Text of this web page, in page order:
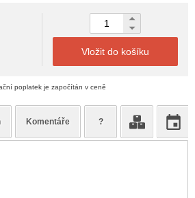
Vložit do košíku
poplatek je započítán v ceně
Komentáře ?